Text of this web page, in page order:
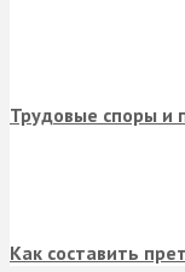
Трудовые споры и
Как составить